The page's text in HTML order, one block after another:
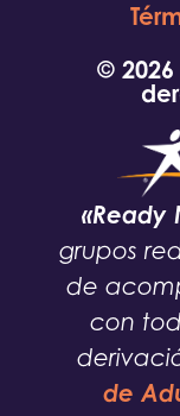
©
«Ready
grupos
de
con
de